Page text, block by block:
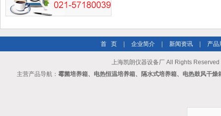
首 页 企业简介 新闻资讯 产品
上海凯朗仪器设备厂 All Rights Reserved
主营产品导航： 霉菌培养箱、电热恒温培养箱、隔水式培养箱、电热鼓风干